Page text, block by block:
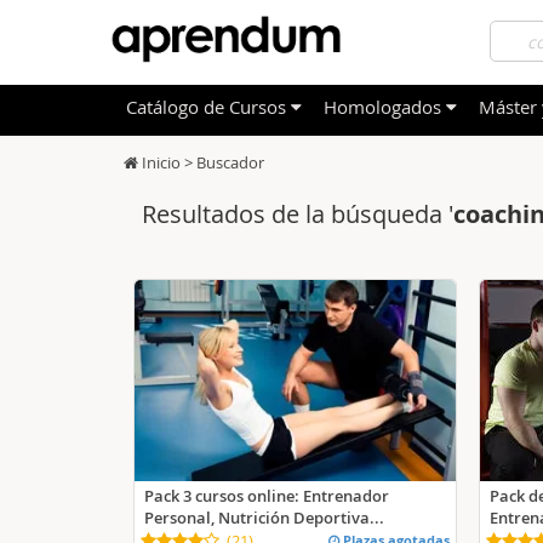
OFERTAS DESTACADAS
NOVEDADES DE NUESTRO CATÁLOGO
Otras
ECTS
Inicio > Buscador
Resultados de la búsqueda '
Pack 3 cursos online: Entrenador
Personal, Nutrición Deportiva...
Pack
Catálogo de Cursos Homologados Máster